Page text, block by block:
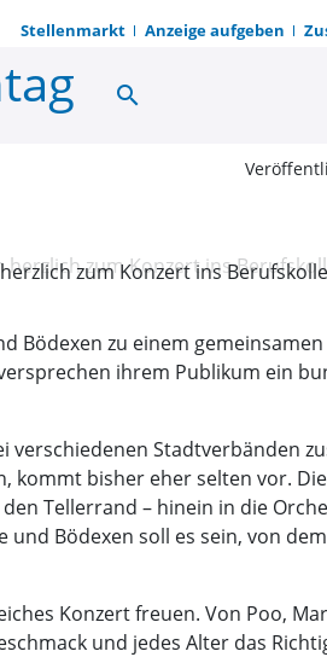
Stellenmarkt Anzeige aufgeben
den
search
zum Konzert ins
Bödexen zu einem
ihrem Publikum ein
verschiedenen Stadtverbänden
kommt bisher eher selten vor.
Tellerrand – hinein in die
Bödexen soll es sein, von
Konzert freuen. Von Poo,
und jedes Alter das